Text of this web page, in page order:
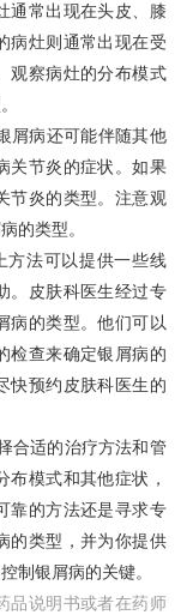
通常出现在头皮、膝
病灶则通常出现在受
观察病灶的分布模式
屑病还可能伴随其他
关节炎的症状。如果
节炎的类型。注意观
的类型。
方法可以提供一些线
。皮肤科医生经过专
病的类型。他们可以
检查来确定银屑病的
快预约皮肤科医生的
合适的治疗方法和管
模式和其他症状，
靠的方法还是寻求专
的类型，并为你提供
制银屑病的关键。
品说明书或者在药师